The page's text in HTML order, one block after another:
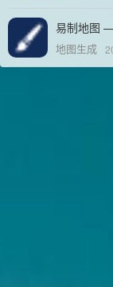
易制地图
地图生成